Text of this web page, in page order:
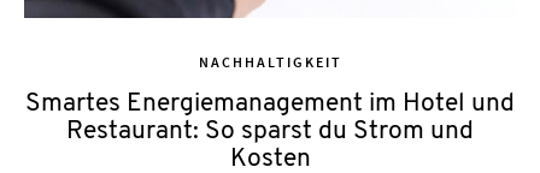
NACHHALTIGKEIT
Smartes Energiemanagement im Hotel und
Restaurant: So sparst du Strom und
Kosten